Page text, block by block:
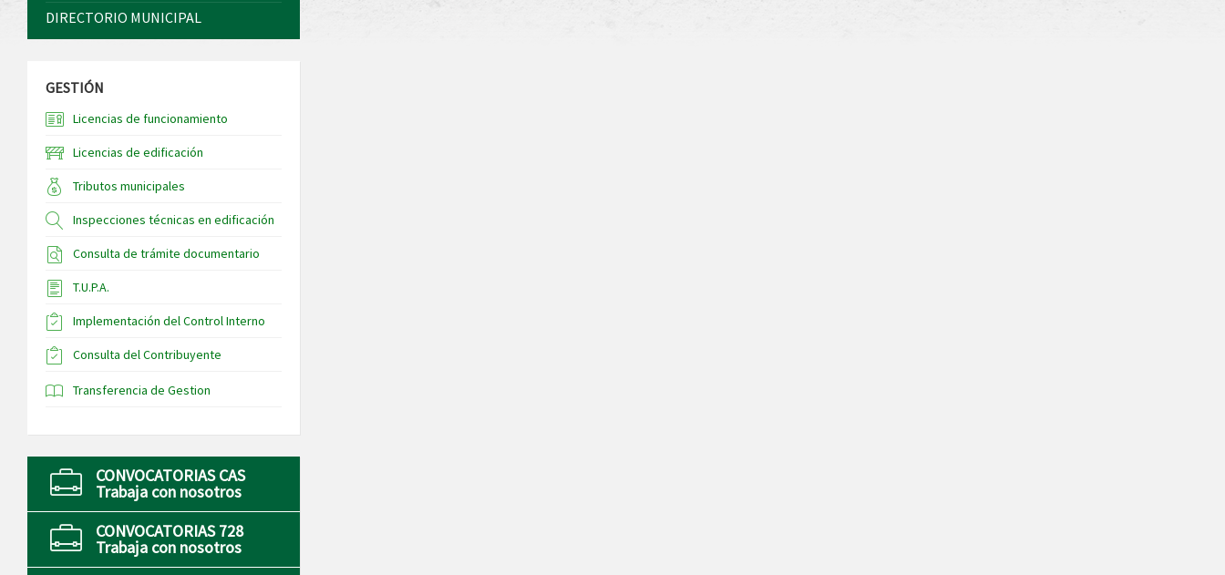
DIRECTORIO MUNICIPAL
GESTIÓN
Licencias de funcionamiento
Licencias de edificación
Tributos municipales
Inspecciones técnicas en edificación
Consulta de trámite documentario
T.U.P.A.
Implementación del Control Interno
Consulta del Contribuyente
Transferencia de Gestion
CONVOCATORIAS CAS
Trabaja con nosotros
CONVOCATORIAS 728
Trabaja con nosotros